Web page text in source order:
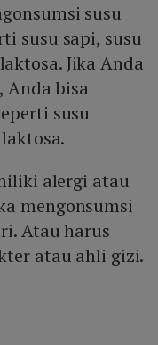
susu
susu sapi, susu
Jika Anda
bisa
susu
alergi atau
mengonsumsi
Atau harus
atau ahli gizi.